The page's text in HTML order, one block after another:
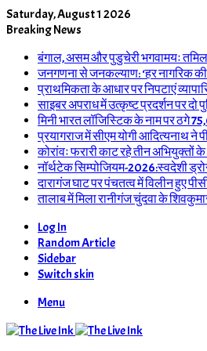
Saturday, August 1 2026
Breaking News
बंगाल, असम और पुडुचेरी भगवामयः
जनगणना से जनकल्याण: ‘हर नागरिक की
प्राथमिकता के आधार पर निपटाएं
साइबर अपराध में उत्कृष्ट प्रदर्शन पर दो
मिनी भारत लॉजिस्टिक के नाम पर ठगे
प्रयागराज में सीएम योगी आदित्यनाथ ने
कोरांवः फरारी काट रहे तीन अभियुक्तों
नॉर्थटेक सिम्पोजियम-2026:स्वदेशी
दारागंज घाट पर पंचतत्व में विलीन हुए
तालाब में मिला रानीगंज चुंदवा के
Log In
Random Article
Sidebar
Switch skin
Menu